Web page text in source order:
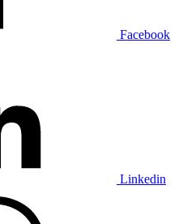
Facebook
Linkedin